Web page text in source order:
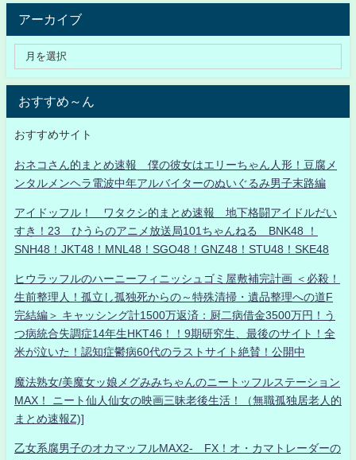
アーカイブ
おすすめ～ん
おすすめサイト
おネコさん的まとめ速報 僕の彼女はエリーちゃん人形！豆腐メ
ンタルメンヘラ電波中年アルバイターのぬいぐるみ男子末路編
アイドッフル！ ワタクシ的まとめ速報 地下格闘アイドルだい
すき！23 ひうらのアニメ放送局101ちゃんねる BNK48 ！
SNH48！JKT48！MNL48！SGO48！GNZ48！STU48！SKE48
ヒウラッフルのハーニーフィニッシュゴミ屋敷補完計画 ＜必殺！
生前整理人！孤立し孤独死からの～特殊清掃・遺品整理への道F
完結編＞ キャッシング計1500万返済：厨二病借金3500万円！う
つ病統合失調症14年生HKT46！！9期研究生、最後のサイト！全
米が泣いた！認知症鬱病60代のラストサイト絶賛！公開中
魔法熟女/美魔女ッ娘メグみみちゃんのニートッフルステーション
MAX！ ニート仙人仙女の映画三昧老後生活！（無職孤独居老人的
まとめ速報Z)]
乙女系腐男子のオカマッフルMAX2- FX！オ・カマトレーダーの